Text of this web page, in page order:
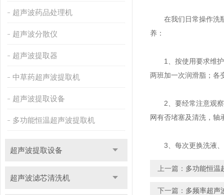
超声波药品处理机
超声波分散仪
超声波提取器
中草药超声波提取机
超声波提取设备
多功能恒温超声波提取机
超声波提取设备
超声波滤芯清洗机
在我们日常操作洗瓶
养：
1、按使用要求维护
两班加一次润滑脂；各
2、要经常注意观察
网有否堵塞及清洗，轴
3、每次更换洗液、
上一篇： 多功能恒温
下一篇： 多频率超声